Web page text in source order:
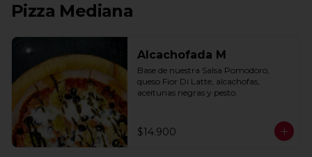
Pizza Mediana
Alcachofada M
Base de nuestra Salsa Pomodoro,
queso Fior Di Latte, alcachofas,
aceitunas negras y pesto.
$14.900